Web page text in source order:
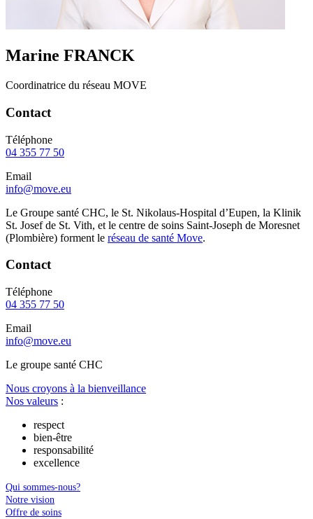
Marine FRANCK
Coordinatrice du réseau MOVE
Contact
Téléphone
04 355 77 50
Email
info@move.eu
Le Groupe santé CHC, le St. Nikolaus-Hospital d’Eupen, la Klinik
St. Josef de St. Vith, et le centre de soins Saint-Joseph de Moresnet
(Plombière) forment le réseau de santé Move.
Contact
Téléphone
04 355 77 50
Email
info@move.eu
Le groupe santé CHC
Nous croyons à la bienveillance
Nos valeurs :
respect
bien-être
responsabilité
excellence
Qui sommes-nous?
Notre vision
Offre de soins